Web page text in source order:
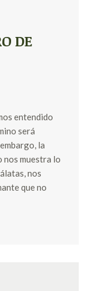
DE
entendido
será
la
nos muestra lo
nos
que no